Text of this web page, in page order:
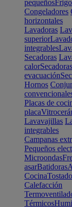
pequeños
Congeladores
horizontales
Lavadoras
superior
integrables
Secadoras
calor
evacuación
Hornos
Placas de
placa
Lavavajillas
integrables
Campanas
Pequeños
Microondas
asarBatidoras
Cocina
Calefacción
Térmicos